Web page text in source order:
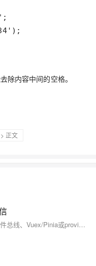
除内容中间的空格。
> 正文
在Vue中，兄弟组件可通过父组件中转、事件总线、Vuex/Pinia或provide/inject实现通信。小型项目推荐父组件中转或事件总线，大型项目建议使用Pinia等状态管理工具，确保数据流清晰可控，避免内存泄漏。